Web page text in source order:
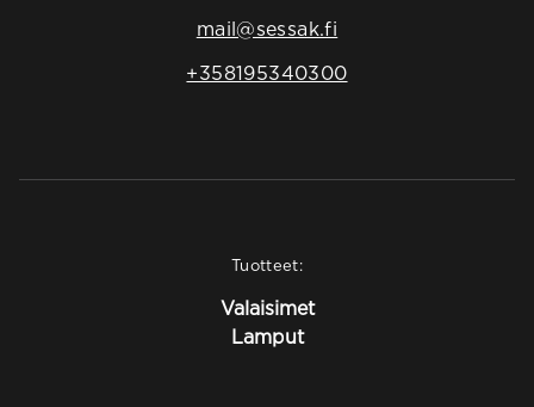
mail@sessak.fi
+358195340300
Tuotteet:
Valaisimet
Lamput